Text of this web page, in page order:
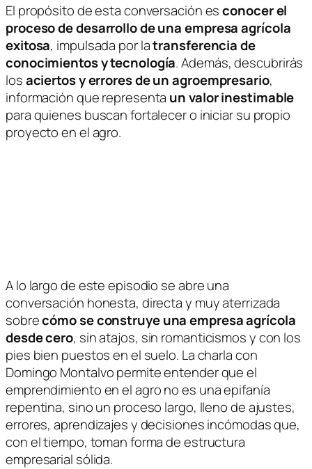
El propósito de esta conversación esconocer el
proceso de desarrollo de una empresa agrícola
exitosa, impulsada por latransferencia de
conocimientos y tecnología. Además, descubrirás
losaciertos y errores de un agroempresario,
información que representa un valor inestimable
para quienes buscan fortalecer o iniciar su propio
proyecto en el agro.
A lo largo de este episodio se abre una
conversación honesta, directa y muy aterrizada
sobrecómo se construye una empresa agrícola
desde cero, sin atajos, sin romanticismos y con los
pies bien puestos en el suelo. La charla con
Domingo Montalvo permite entender que el
emprendimiento en el agro no es una epifanía
repentina, sino un proceso largo, lleno de ajustes,
errores, aprendizajes y decisiones incómodas que,
con el tiempo, toman forma de estructura
empresarial sólida.